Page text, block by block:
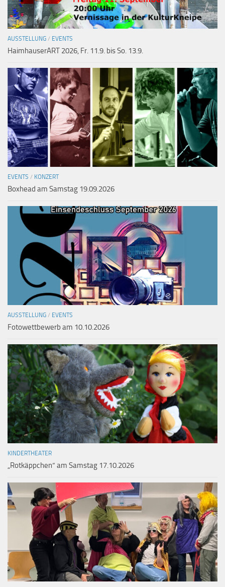
AUSSTELLUNG / EVENTS
HaimhauserART 2026, Fr. 11.9. bis So. 13.9.
EVENTS / KONZERT
Boxhead am Samstag 19.09.2026
AUSSTELLUNG / EVENTS
Fotowettbewerb am 10.10.2026
KINDERTHEATER
„Rotkäppchen“ am Samstag 17.10.2026